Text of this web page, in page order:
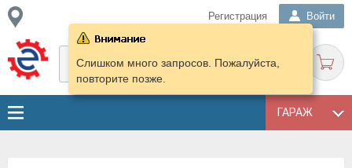
Регистрация Войти
ГАРАЖ
Слишком много запросов. Пожалуйста,
повторите позже.